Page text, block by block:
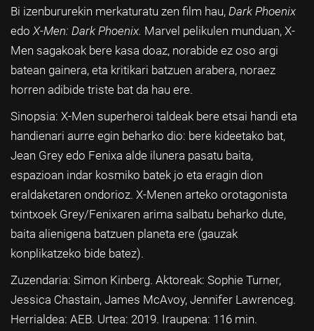
Bi izenbururekin merkaturatu zen film hau, Dark Phoenix
edo X-Men: Dark Phoenix. Marvel pelikulen munduan, X-
Men sagakoak bere kasa doaz, norabide ez oso argi
batean gainera, eta kritikari batzuen arabera, noraez
horren adibide triste bat da hau ere.
Sinopsia: X-Men superheroi taldeak bere etsai handi eta
handienari aurre egin beharko dio: bere kideetako bat,
Jean Grey edo Fenixa alde ilunera pasatu baita,
espazioan indar kosmiko batek jo eta eragin dion
eraldaketaren ondorioz. X-Menen arteko orotagonista
txintxoek Grey/Fenixaren arima salbatu beharko dute,
baita alienigena batzuen planeta ere (gauzak
konplikatzeko bide batez).
Zuzendaria: Simon Kinberg. Aktoreak: Sophie Turner,
Jessica Chastain, James McAvoy, Jennifer Lawrenceg.
Herrialdea: AEB. Urtea: 2019. Iraupena: 116 min.